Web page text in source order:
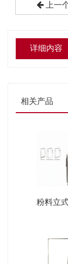
上一
详细内容
相关产品
粉料立